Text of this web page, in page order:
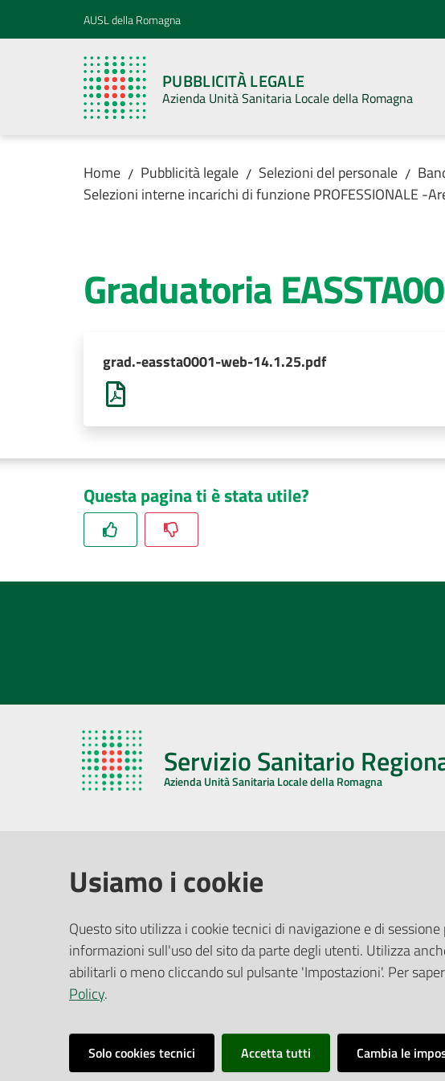
Vai al contenuto
Vai alla navigazioneAUSL della Romagna
PUBBLICITÀ LEGALE
Azienda Unità Sanitaria Locale della Romagna
Home / Pubblicità legale / Selezioni del personale /
Selezioni interne incarichi di funzione PROFESSIONALE -
Graduatoria
grad.-eassta0001-web-14.1.25.pdf
Questa pagina ti è stata utile?
Servizio Sanitario
Azienda Unità Sanitaria Locale della Romagna
Via De Gasperi, 8 - 48121 Ravenna (RA)
CF/P.IVA:02483810392
PEC:
azienda@pec.auslromagna.it
Ufficio Relazioni con il
Riferimenti per la
Usiamo i cookie
Questo sito utilizza i cookie tecnici di navigazione e di
informazioni sull'uso del sito da parte degli utenti. Utilizza
abilitarli o meno cliccando sul pulsante 'Impostazioni'. Per
Policy.
Solo cookies tecnici Accetta tutti Cambia le